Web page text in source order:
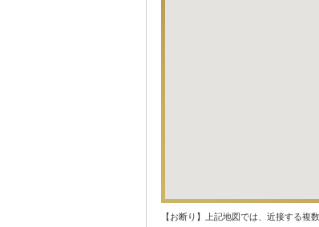
【お断り】上記地図では、近接する複